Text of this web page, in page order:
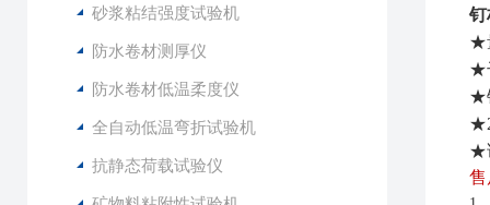
砂浆粘结强度试验机
防水卷材测厚仪
防水卷材低温柔度仪
全自动低温弯折试验机
抗静态荷载试验仪
钉
★
★
★
★
售